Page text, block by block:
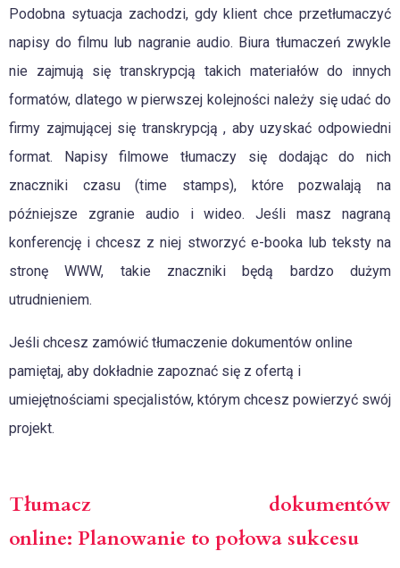
Podobna sytuacja zachodzi, gdy klient chce przetłumaczyć
napisy do filmu lub nagranie audio. Biura tłumaczeń zwykle
nie zajmują się transkrypcją takich materiałów do innych
formatów, dlatego w pierwszej kolejności należy się udać do
firmy zajmującej się transkrypcją , aby uzyskać odpowiedni
format. Napisy filmowe tłumaczy się dodając do nich
znaczniki czasu (time stamps), które pozwalają na
późniejsze zgranie audio i wideo. Jeśli masz nagraną
konferencję i chcesz z niej stworzyć e-booka lub teksty na
stronę WWW, takie znaczniki będą bardzo dużym
utrudnieniem.
Jeśli chcesz zamówić tłumaczenie dokumentów online
pamiętaj, aby dokładnie zapoznać się z ofertą i
umiejętnościami specjalistów, którym chcesz powierzyć swój
projekt.
Tłumacz dokumentów
online: Planowanie to połowa sukcesu